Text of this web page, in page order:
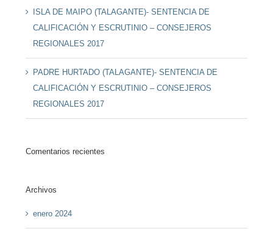
ISLA DE MAIPO (TALAGANTE)- SENTENCIA DE
CALIFICACIÓN Y ESCRUTINIO – CONSEJEROS
REGIONALES 2017
PADRE HURTADO (TALAGANTE)- SENTENCIA DE
CALIFICACIÓN Y ESCRUTINIO – CONSEJEROS
REGIONALES 2017
Comentarios recientes
Archivos
enero 2024